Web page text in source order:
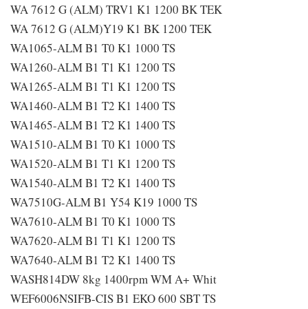
WA 7612 G (ALM) TRV1 K1 1200 BK TEK
WA 7612 G (ALM)Y19 K1 BK 1200 TEK
WA1065-ALM B1 T0 K1 1000 TS
WA1260-ALM B1 T1 K1 1200 TS
WA1265-ALM B1 T1 K1 1200 TS
WA1460-ALM B1 T2 K1 1400 TS
WA1465-ALM B1 T2 K1 1400 TS
WA1510-ALM B1 T0 K1 1000 TS
WA1520-ALM B1 T1 K1 1200 TS
WA1540-ALM B1 T2 K1 1400 TS
WA7510G-ALM B1 Y54 K19 1000 TS
WA7610-ALM B1 T0 K1 1000 TS
WA7620-ALM B1 T1 K1 1200 TS
WA7640-ALM B1 T2 K1 1400 TS
WASH814DW 8kg 1400rpm WM A+ Whit
WEF6006NSIFB-CIS B1 EKO 600 SBT TS